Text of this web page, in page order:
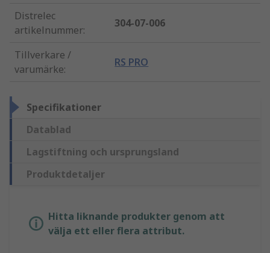
Distrelec
artikelnummer:
304-07-006
Tillverkare /
varumärke:
RS PRO
Specifikationer
Datablad
Lagstiftning och ursprungsland
Produktdetaljer
Hitta liknande produkter genom att
välja ett eller flera attribut.